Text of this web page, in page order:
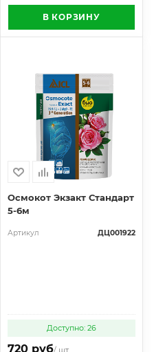
В КОРЗИНУ
Осмокот Экзакт Стандарт
5-6м
Артикул ДЦ001922
Доступно: 26
720 руб/ шт